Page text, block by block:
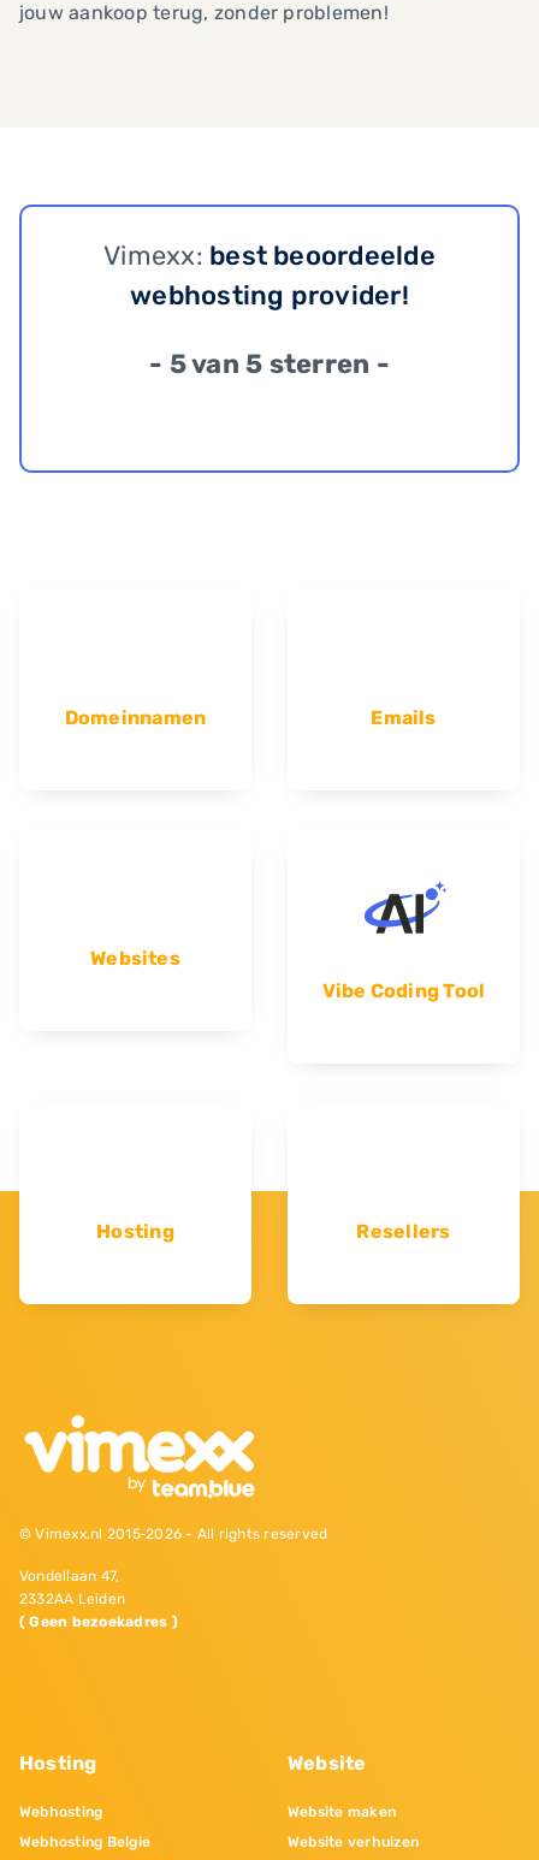
jouw aankoop terug, zonder problemen!
Vimexx: best beoordeelde
webhosting provider!
- 5 van 5 sterren -
Domeinnamen Emails
Websites
Vibe Coding Tool
Hosting Resellers
© Vimexx.nl 2015‐2026 - All rights reserved
Vondellaan 47,
2332AA Leiden
( Geen bezoekadres )
Hosting
Webhosting
Webhosting Belgie
Website
Website maken
Website verhuizen